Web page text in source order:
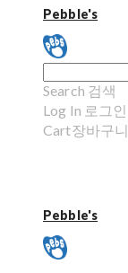
Pebble's
Search 검색
Log In 로그인
Cart장바구니
Pebble's